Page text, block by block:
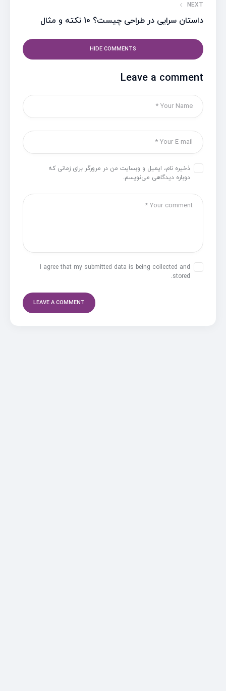
NEXT
داستان سرایی در طراحی چیست؟ 10 نکته و مثال
HIDE COMMENTS
Leave a comment
ذخیره نام، ایمیل و وبسایت من در مرورگر برای زمانی که
دوباره دیدگاهی می‌نویسم.
I agree that my submitted data is being collected and
stored.